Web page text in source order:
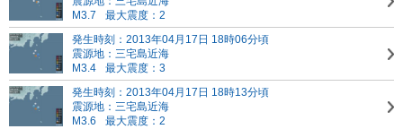
M3.7
最大震度：2
発生時刻：2013年04月17日 18時06分頃
震源地：三宅島近海
M3.4
最大震度：3
発生時刻：2013年04月17日 18時13分頃
震源地：三宅島近海
M3.6
最大震度：2